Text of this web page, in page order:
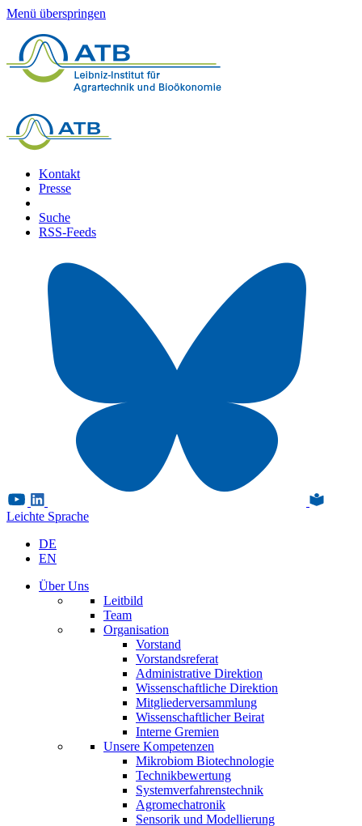
Menü überspringen
Kontakt
Presse
Suche
RSS-Feeds
Leichte Sprache
DE
EN
Über Uns
Leitbild
Team
Organisation
Vorstand
Vorstandsreferat
Administrative Direktion
Wissenschaftliche Direktion
Mitgliederversammlung
Wissenschaftlicher Beirat
Interne Gremien
Unsere Kompetenzen
Mikrobiom Biotechnologie
Technikbewertung
Systemverfahrenstechnik
Agromechatronik
Sensorik und Modellierung